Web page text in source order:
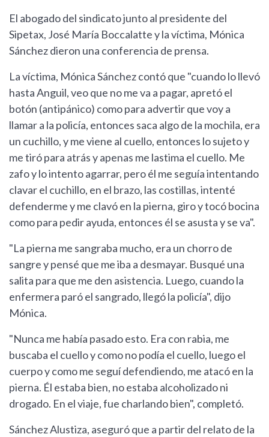
El abogado del sindicato junto al presidente del
Sipetax, José María Boccalatte y la víctima, Mónica
Sánchez dieron una conferencia de prensa.
La víctima, Mónica Sánchez contó que "cuando lo llevó
hasta Anguil, veo que no me va a pagar, apretó el
botón (antipánico) como para advertir que voy a
llamar a la policía, entonces saca algo de la mochila, era
un cuchillo, y me viene al cuello, entonces lo sujeto y
me tiró para atrás y apenas me lastima el cuello. Me
zafo y lo intento agarrar, pero él me seguía intentando
clavar el cuchillo, en el brazo, las costillas, intenté
defenderme y me clavó en la pierna, giro y tocó bocina
como para pedir ayuda, entonces él se asusta y se va".
"La pierna me sangraba mucho, era un chorro de
sangre y pensé que me iba a desmayar. Busqué una
salita para que me den asistencia. Luego, cuando la
enfermera paró el sangrado, llegó la policía", dijo
Mónica.
"Nunca me había pasado esto. Era con rabia, me
buscaba el cuello y como no podía el cuello, luego el
cuerpo y como me seguí defendiendo, me atacó en la
pierna. Él estaba bien, no estaba alcoholizado ni
drogado. En el viaje, fue charlando bien", completó.
Sánchez Alustiza, aseguró que a partir del relato de la